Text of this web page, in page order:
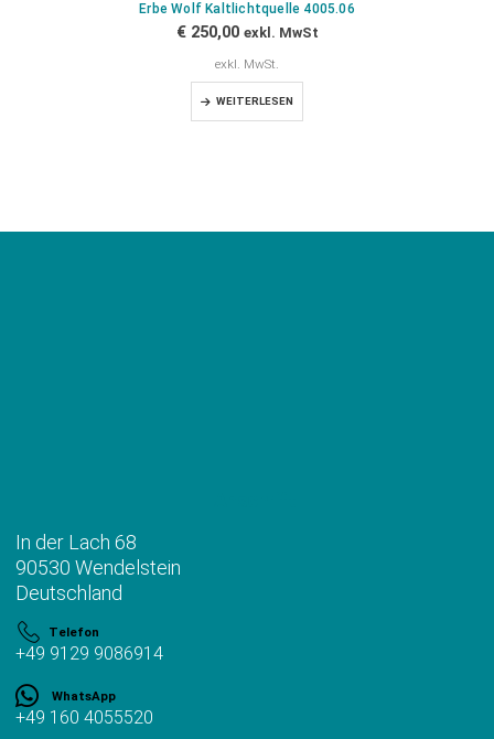
Erbe Wolf Kaltlichtquelle 4005.06
€250,00 exkl. MwSt
exkl. MwSt.
WEITERLESEN
In der Lach 68
90530 Wendelstein
Deutschland
Telefon
+49 9129 9086914
WhatsApp
+49 160 4055520